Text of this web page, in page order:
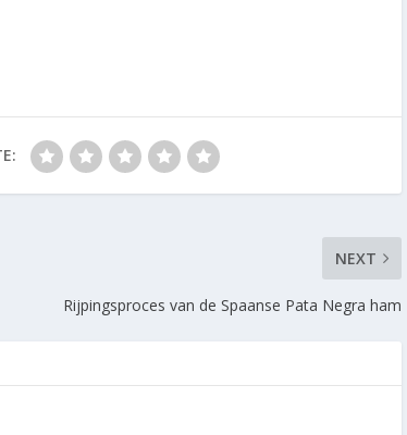
NEXT
Rijpingsproces van de Spaanse Pata Negra ham